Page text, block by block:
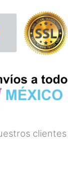
clientes